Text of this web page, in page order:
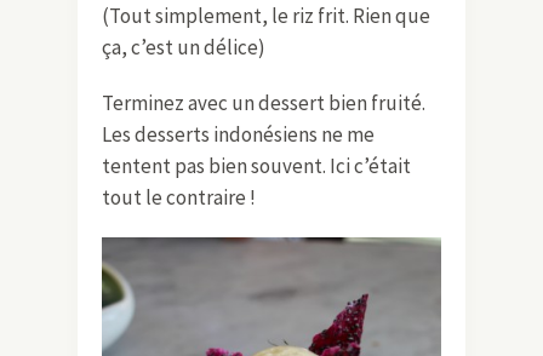
(Tout simplement, le riz frit. Rien que
ça, c’est un délice)
Terminez avec un dessert bien fruité.
Les desserts indonésiens ne me
tentent pas bien souvent. Ici c’était
tout le contraire !